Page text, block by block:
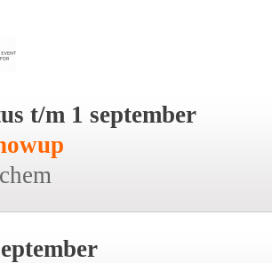
t/m 1 september